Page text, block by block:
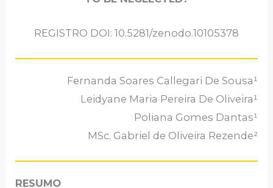
REGISTRO DOI: 10.5281/zenodo.10105378
Fernanda Soares Callegari De Sousa¹
Leidyane Maria Pereira De Oliveira¹
Poliana Gomes Dantas¹
MSc. Gabriel de Oliveira Rezende²
RESUMO